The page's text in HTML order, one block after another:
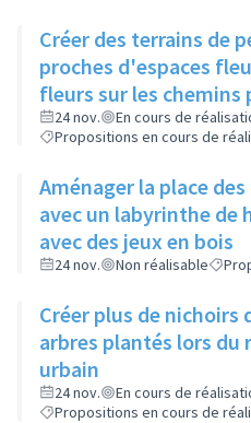
Créer des terrains de
proches d'espaces
fleurs sur les chemins
immeubles
24 nov.
En cours de
Propositions en cours de
Aménager la place
avec un labyrinthe de
avec des jeux en bois
24 nov. Non réalisable
Créer plus de nichoirs dans les nouveaux
arbres plantés lors
urbain
24 nov.
En cours de
Propositions en cours de